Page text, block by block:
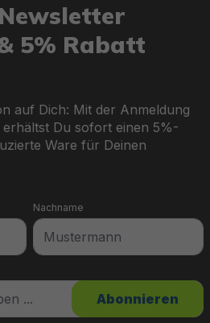
5% Rabatt
auf Dich: Mit der Anmeldung
Du sofort einen 5%-
Ware für Deinen
Nachname
Abonnieren